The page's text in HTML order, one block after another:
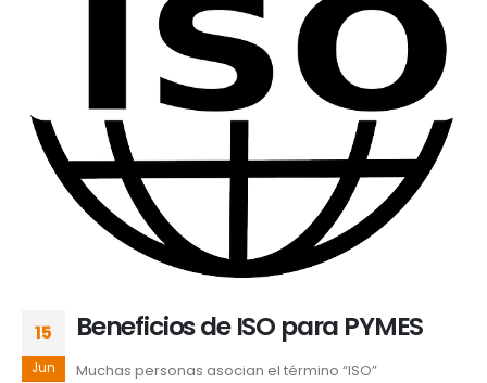
15
Jun
Beneficios de ISO para PYMES
Muchas personas asocian el término “ISO”